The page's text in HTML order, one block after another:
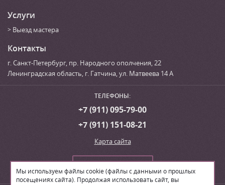
Мы используем файлы cookie (файлы с данными о прошлых
посещениях сайта). Продолжая использовать сайт, вы
Услуги
Выезд мастера
Контакты
г. Санкт-Петербург, пр. Народного ополчения, 22
Ленинградская область, г. Гатчина,ул. Матвеева 14 А
ТЕЛЕФОНЫ:
+7 (911) 095-79-00
+7 (911) 151-08-21
Карта сайта
Сделать заказ